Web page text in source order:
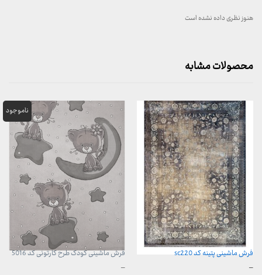
هنوز نظری داده نشده است
محصولات مشابه
فرش ماشینی پتینه کد sc220
–محدوده
فرش ماشینی کودک طرح کارتونی کد 5016
–محدوده